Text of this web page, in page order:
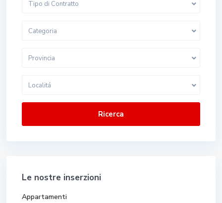
Tipo di Contratto
Categoria
Provincia
Localitá
Ricerca
Le nostre inserzioni
Appartamenti